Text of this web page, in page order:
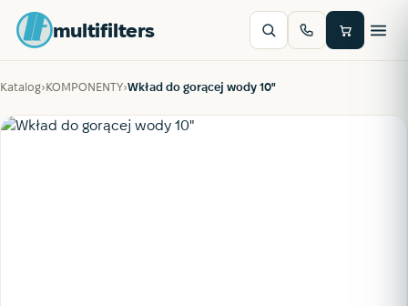
multifilters
Katalog›KOMPONENTY›Wkład do gorącej wody 10"